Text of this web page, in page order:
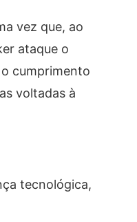
vez que, ao
ataque o
cumprimento
voltadas à
tecnológica,